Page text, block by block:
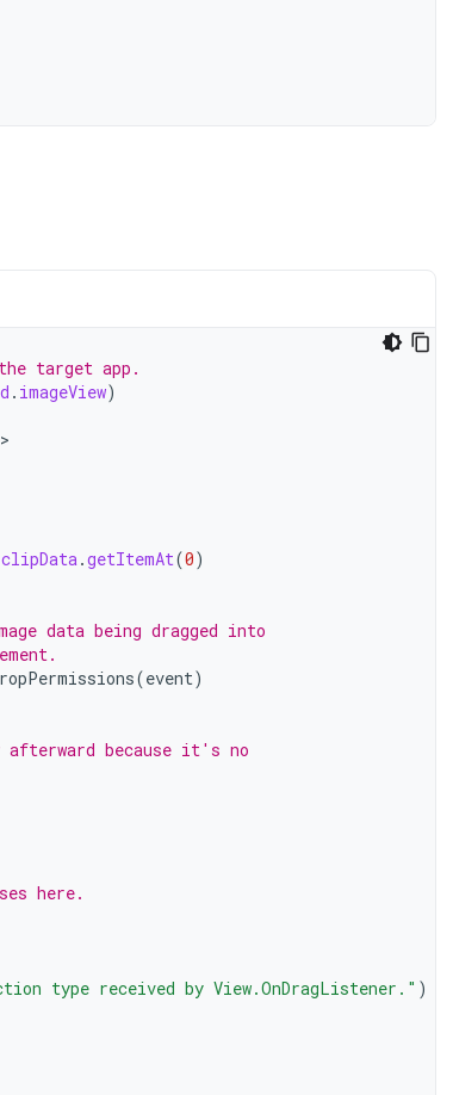
target app.
. imageView)
clipData.getItemAt(0)
data being dragged into
(event)
afterward because it's no
here.
type received by View.OnDragListener." )